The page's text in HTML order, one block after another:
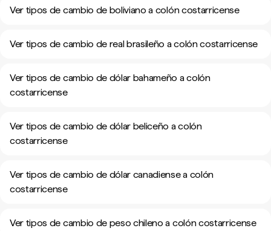
Ver tipos de cambio de boliviano a colón costarricense
Ver tipos de cambio de real brasileño a colón costarricense
Ver tipos de cambio de dólar bahameño a colón
costarricense
Ver tipos de cambio de dólar beliceño a colón
costarricense
Ver tipos de cambio de dólar canadiense a colón
costarricense
Ver tipos de cambio de peso chileno a colón costarricense